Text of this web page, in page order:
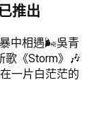
推出
中相遇🌬吳青
歌《Storm》🎶
一片白茫茫的